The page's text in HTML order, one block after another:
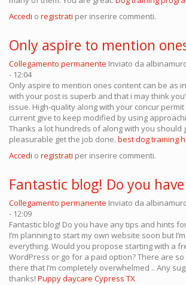
Accedi o registrati per inserire commenti.
Only aspire to mention
Collegamento permanente Inviato da
- 12:04
Only aspire to mention ones content can be as
with your post is superb and that i may think
issue. High-quality along with your concur
current give to keep modified by using
Thanks a lot hundreds of along with you should
pleasurable get the job done. best dog training
Accedi o registrati per inserire commenti.
Fantastic blog! Do you have
Collegamento permanente Inviato da
- 12:09
Fantastic blog! Do you have any tips and hints
I’m planning to start my own website soon but
everything. Would you propose starting with a
WordPress or go for a paid option? There are
there that I’m completely overwhelmed .. Any
thanks! Puppy daycare Cypress TX